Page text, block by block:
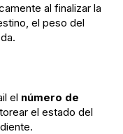
al finalizar la
el peso del
el número de
el estado del